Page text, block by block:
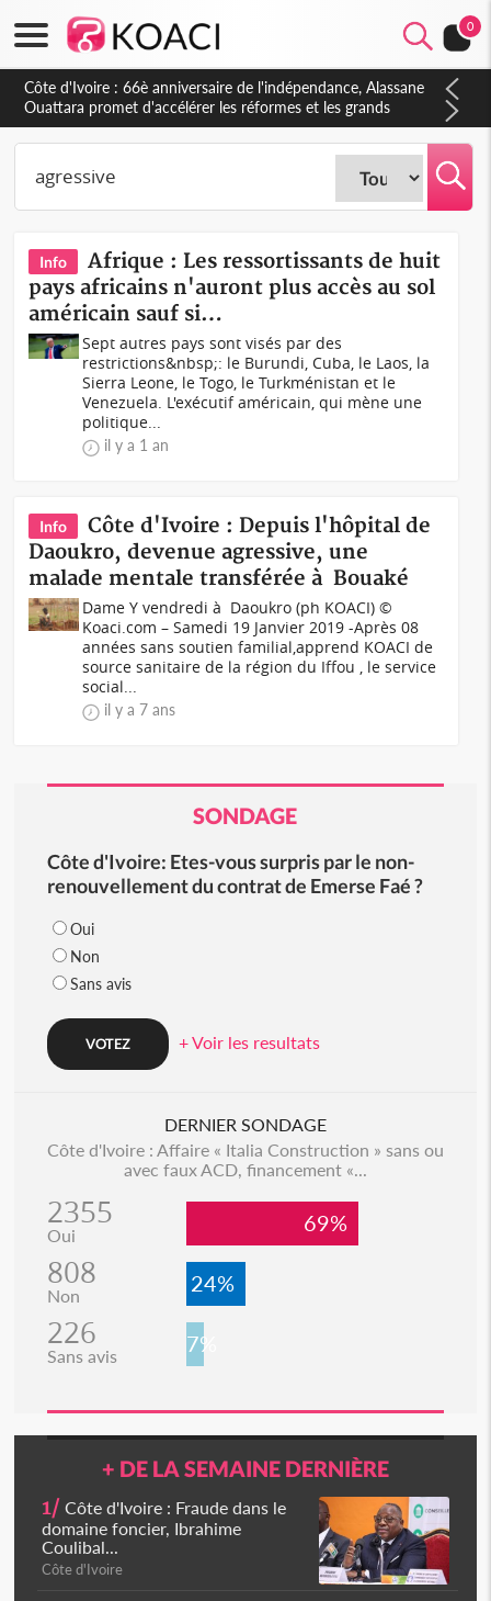
0
Côte d'Ivoire : 66è anniversaire de l'indépendance, Alassane
Ouattara promet d'accélérer les réformes et les grands
investissements pour une nation plus forte et plus prospère
Info
Afrique : Les ressortissants de huit
pays africains n'auront plus accès au sol
américain sauf si…
Sept autres pays sont visés par des
restrictions&nbsp;: le Burundi, Cuba, le Laos, la
Sierra Leone, le Togo, le Turkménistan et le
Venezuela. L'exécutif américain, qui mène une
politique...
il y a 1 an
Info
Côte d'Ivoire : Depuis l'hôpital de
Daoukro, devenue agressive, une
malade mentale transférée à Bouaké
Dame Y vendredi à Daoukro (ph KOACI) ©
Koaci.com – Samedi 19 Janvier 2019 -Après 08
années sans soutien familial,apprend KOACI de
source sanitaire de la région du Iffou , le service
social...
il y a 7 ans
SONDAGE
Côte d'Ivoire: Etes-vous surpris par le non-
renouvellement du contrat de Emerse Faé ?
Oui
Non
Sans avis
+ Voir les resultats
DERNIER SONDAGE
Côte d'Ivoire : Affaire « Italia Construction » sans ou
avec faux ACD, financement «...
2355
Oui 69%
808
Non 24%
226
Sans avis 7%
+ DE LA SEMAINE DERNIÈRE
1/ Côte d'Ivoire : Fraude dans le
domaine foncier, Ibrahime
Coulibal...
Côte d'Ivoire